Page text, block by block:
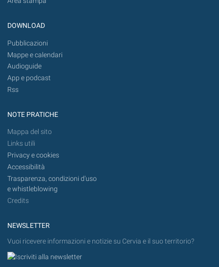
DOWNLOAD
Pubblicazioni
Mappe e calendari
Audioguide
App e podcast
Rss
NOTE PRATICHE
Mappa del sito
Links utili
Privacy e cookies
Accessibilità
Trasparenza, condizioni d'uso
e whistleblowing
Credits
NEWSLETTER
Vuoi ricevere informazioni e notizie su Cervia e il suo territorio?